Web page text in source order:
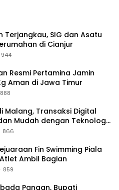
Terjangkau, SIG dan Asatu
di Cianjur
944
Resmi Pertamina Jamin
Aman di Jawa Timur
888
Malang, Transaksi Digital
Mudah dengan Teknologi
866
Fin Swimming Piala
Ambil Bagian
859
Pangan, Bupati